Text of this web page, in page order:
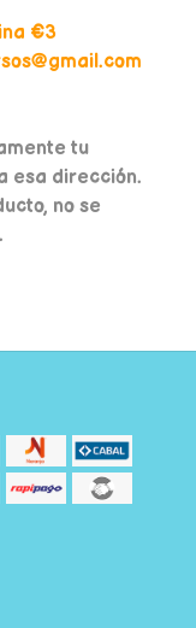
€3
tu
esa dirección.
no se